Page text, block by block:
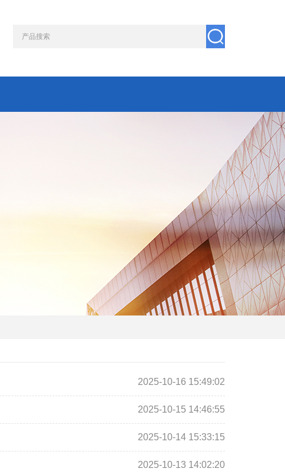
2025-10-16 15:49:02
2025-10-15 14:46:55
2025-10-14 15:33:15
2025-10-13 14:02:20